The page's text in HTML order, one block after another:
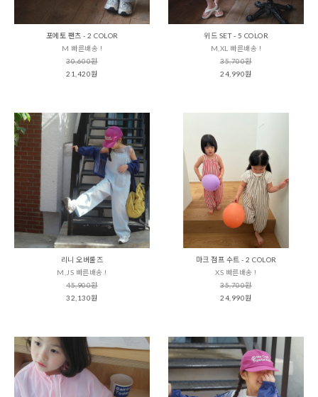
포에토 팬츠 - 2 COLOR
M 빠른배송 !
30,600원
21,420원
위드 SET - 5 COLOR
M,XL 빠른배송 !
35,700원
24,990원
리니 오버롤즈
M,JS 빠른배송 !
45,900원
32,130원
마크 점프 수트 - 2 COLOR
XS 빠른배송 !
35,700원
24,990원